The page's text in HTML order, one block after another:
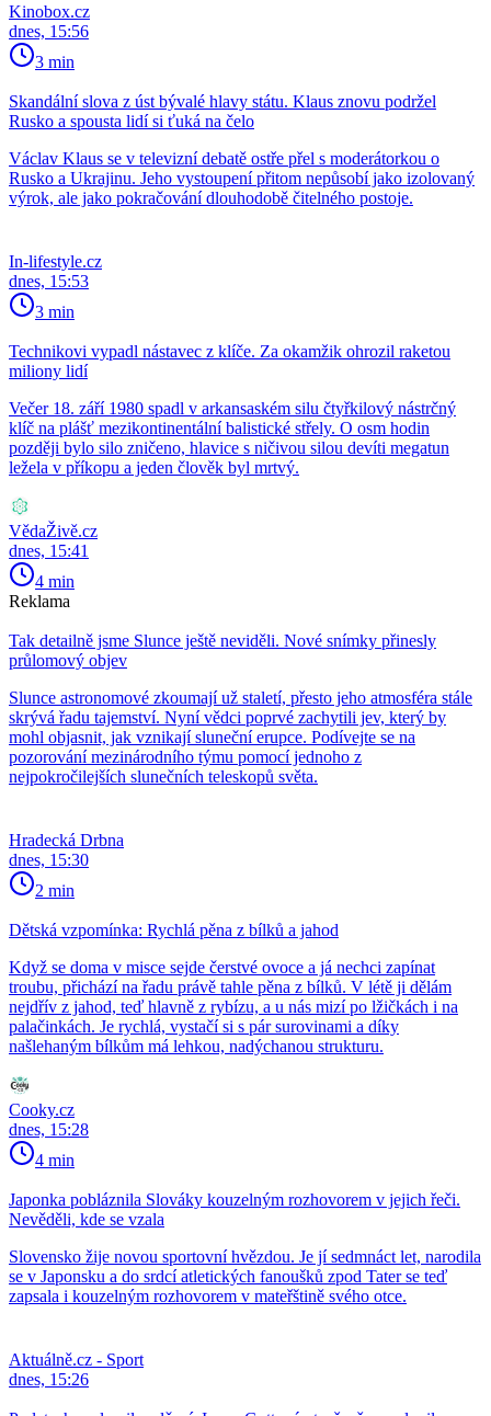
Kinobox.cz
dnes, 15:56
3 min
Skandální slova z úst bývalé hlavy státu. Klaus znovu podržel
Rusko a spousta lidí si ťuká na čelo
Václav Klaus se v televizní debatě ostře přel s moderátorkou o
Rusko a Ukrajinu. Jeho vystoupení přitom nepůsobí jako izolovaný
výrok, ale jako pokračování dlouhodobě čitelného postoje.
In-lifestyle.cz
dnes, 15:53
3 min
Technikovi vypadl nástavec z klíče. Za okamžik ohrozil raketou
miliony lidí
Večer 18. září 1980 spadl v arkansaském silu čtyřkilový nástrčný
klíč na plášť mezikontinentální balistické střely. O osm hodin
později bylo silo zničeno, hlavice s ničivou silou devíti megatun
ležela v příkopu a jeden člověk byl mrtvý.
VědaŽivě.cz
dnes, 15:41
4 min
Reklama
Tak detailně jsme Slunce ještě neviděli. Nové snímky přinesly
průlomový objev
Slunce astronomové zkoumají už staletí, přesto jeho atmosféra stále
skrývá řadu tajemství. Nyní vědci poprvé zachytili jev, který by
mohl objasnit, jak vznikají sluneční erupce. Podívejte se na
pozorování mezinárodního týmu pomocí jednoho z
nejpokročilejších slunečních teleskopů světa.
Hradecká Drbna
dnes, 15:30
2 min
Dětská vzpomínka: Rychlá pěna z bílků a jahod
Když se doma v misce sejde čerstvé ovoce a já nechci zapínat
troubu, přichází na řadu právě tahle pěna z bílků. V létě ji dělám
nejdřív z jahod, teď hlavně z rybízu, a u nás mizí po lžičkách i na
palačinkách. Je rychlá, vystačí si s pár surovinami a díky
našlehaným bílkům má lehkou, nadýchanou strukturu.
Cooky.cz
dnes, 15:28
4 min
Japonka pobláznila Slováky kouzelným rozhovorem v jejich řeči.
Nevěděli, kde se vzala
Slovensko žije novou sportovní hvězdou. Je jí sedmnáct let, narodila
se v Japonsku a do srdcí atletických fanoušků zpod Tater se teď
zapsala i kouzelným rozhovorem v mateřštině svého otce.
Aktuálně.cz - Sport
dnes, 15:26